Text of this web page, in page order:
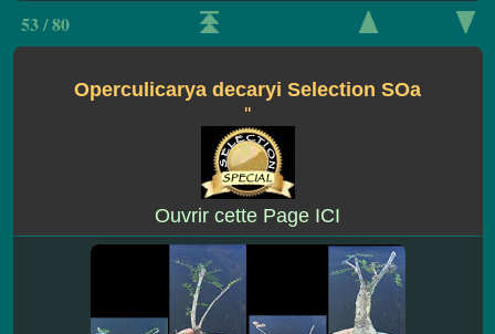
53 / 80
Operculicarya decaryi Selection SOa
''
Ouvrir cette Page ICI